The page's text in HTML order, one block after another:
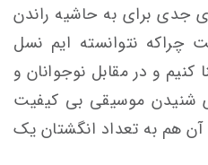
جدی برای به حاشیه راندن
چراکه نتوانسته ایم نسل
و در مقابل نوجوانان و
شنیدن موسیقی بی کیفیت
هم به تعداد انگشتان یک